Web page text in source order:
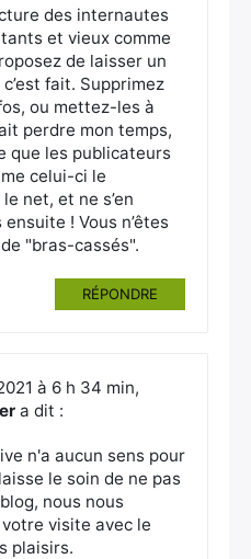
des internautes
et vieux comme
de laisser un
fait. Supprimez
ou mettez-les à
perdre mon temps,
que les publicateurs
celui-ci le
net, et ne s’en
! Vous n’êtes
"bras-cassés".
RÉPONDRE
à 6 h 34 min,
a dit :
n'a aucun sens pour
le soin de ne pas
nous nous
visite avec le
plaisirs.